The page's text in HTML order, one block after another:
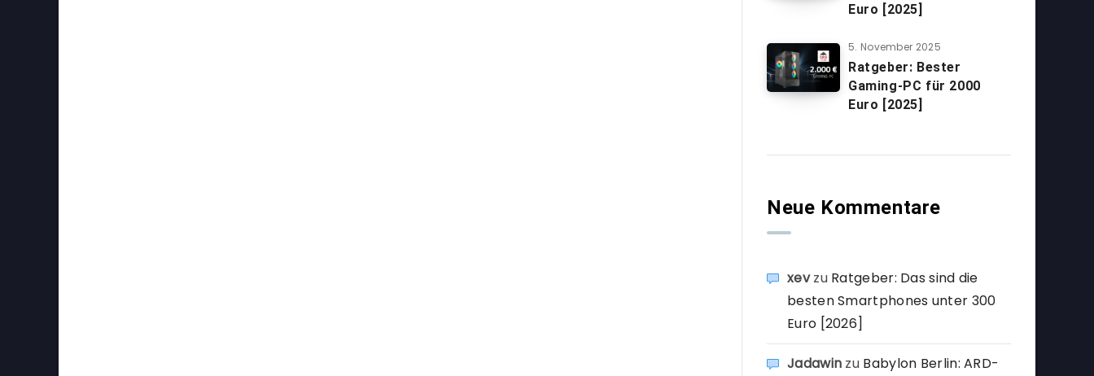
Euro [2025]
5. November 2025
Ratgeber: Bester
Gaming-PC für 2000
Euro [2025]
Neue Kommentare
xevzu Ratgeber: Das sind die
besten Smartphones unter 300
Euro [2026]
Jadawin zu Babylon Berlin: ARD-